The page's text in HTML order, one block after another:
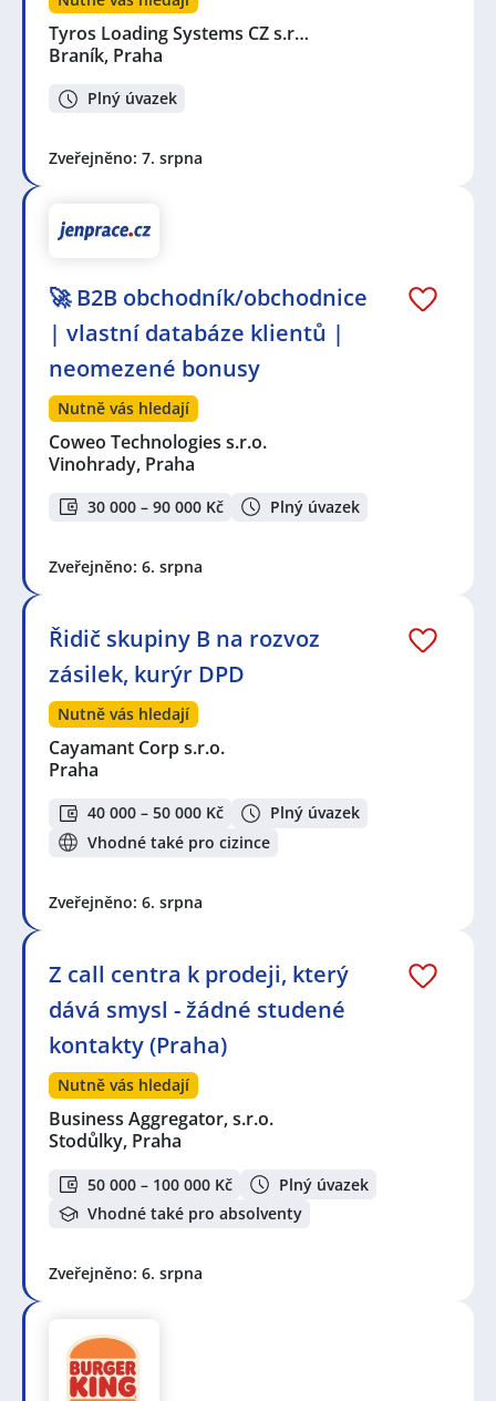
Tyros Loading Systems CZ s.r…
Braník, Praha
Plný úvazek
Zveřejněno: 7. srpna
🚀 B2B obchodník/obchodnice
| vlastní databáze klientů |
neomezené bonusy
Nutně vás hledají
Coweo Technologies s.r.o.
Vinohrady, Praha
30 000 – 90 000 Kč Plný úvazek
Zveřejněno: 6. srpna
Řidič skupiny B na rozvoz
zásilek, kurýr DPD
Nutně vás hledají
Cayamant Corp s.r.o.
Praha
40 000 – 50 000 Kč
Plný úvazek
Vhodné také pro cizince
Zveřejněno: 6. srpna
Z call centra k prodeji, který
dává smysl - žádné studené
kontakty (Praha)
Nutně vás hledají
Business Aggregator, s.r.o.
Stodůlky, Praha
50 000 – 100 000 Kč
Plný úvazek
Vhodné také pro absolventy
Zveřejněno: 6. srpna